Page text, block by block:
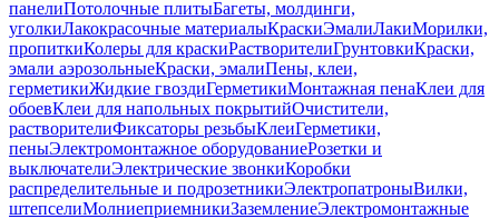
панелиПотолочные плитыБагеты, молдинги,
уголкиЛакокрасочные материалыКраскиЭмалиЛакиМорилки,
пропиткиКолеры для краскиРастворителиГрунтовкиКраски,
эмали аэрозольныеКраски, эмалиПены, клеи,
герметикиЖидкие гвоздиГерметикиМонтажная пенаКлеи для
обоевКлеи для напольных покрытийОчистители,
растворителиФиксаторы резьбыКлеиГерметики,
пеныЭлектромонтажное оборудованиеРозетки и
выключателиЭлектрические звонкиКоробки
распределительные и подрозетникиЭлектропатроныВилки,
штепселиМолниеприемникиЗаземлениеЭлектромонтажные